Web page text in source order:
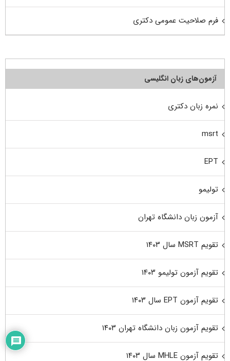
فرم صلاحیت عمومی دکتری
آزمون‌های زبان انگلیسی
نمره زبان دکتری
msrt
EPT
تولیمو
آزمون زبان دانشگاه تهران
تقویم MSRT سال ۱۴۰۳
تقویم آزمون تولیمو ۱۴۰۳
تقویم آزمون EPT سال ۱۴۰۳
تقویم آزمون زبان دانشگاه تهران ۱۴۰۳
تقویم آزمون MHLE سال ۱۴۰۳